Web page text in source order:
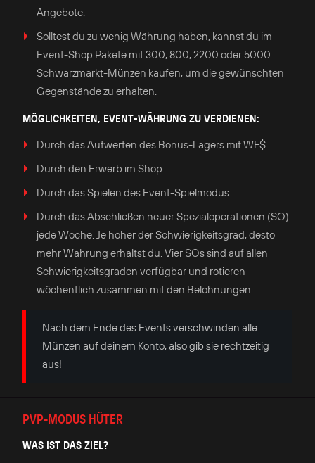
Angebote.
Solltest du zu wenig Währung haben, kannst du im
Event-Shop Pakete mit 300, 800, 2200 oder 5000
Schwarzmarkt-Münzen kaufen, um die gewünschten
Gegenstände zu erhalten.
MÖGLICHKEITEN, EVENT-WÄHRUNG ZU VERDIENEN:
Durch das Aufwerten des Bonus-Lagers mit WF$.
Durch den Erwerb im Shop.
Durch das Spielen des Event-Spielmodus.
Durch das Abschließen neuer Spezialoperationen (SO)
jede Woche. Je höher der Schwierigkeitsgrad, desto
mehr Währung erhältst du. Vier SOs sind auf allen
Schwierigkeitsgraden verfügbar und rotieren
wöchentlich zusammen mit den Belohnungen.
Nach dem Ende des Events verschwinden alle
Münzen auf deinem Konto, also gib sie rechtzeitig
aus!
PVP-MODUS HÜTER
WAS IST DAS ZIEL?